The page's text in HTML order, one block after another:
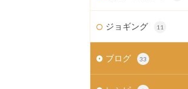
ジョギング 11
ブログ 33